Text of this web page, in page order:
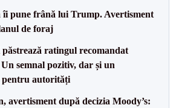
îi pune frână lui Trump. Avertisment
de foraj
ratingul recomandat
semnal pozitiv, dar și un
pentru autorități
avertisment după decizia Moody’s: